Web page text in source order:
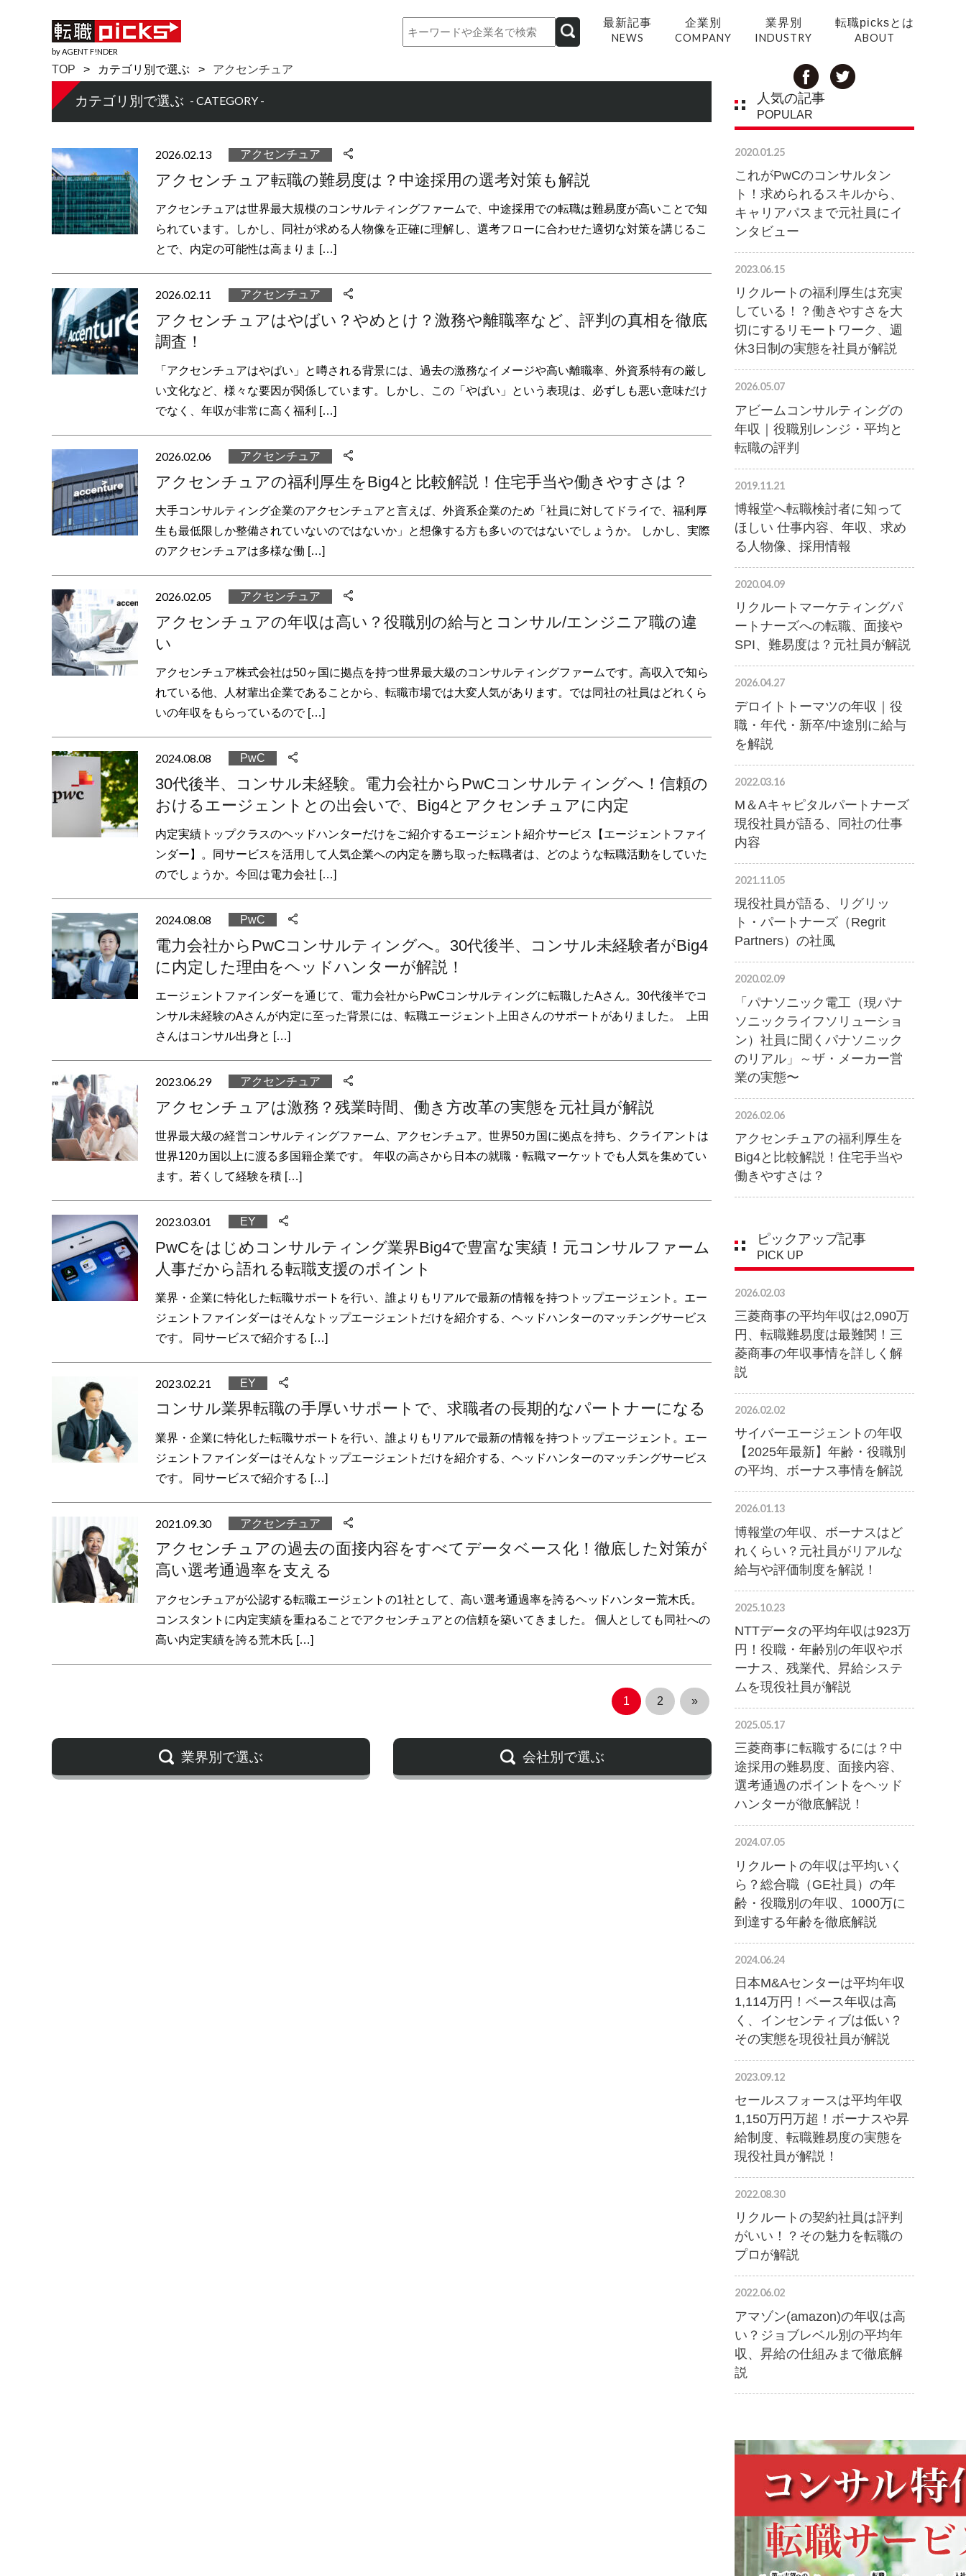
by AGENT F!NDER
最新記事
NEWS
企業別
COMPANY
業界別
INDUSTRY
転職picksとは
ABOUT
TOP カテゴリ別で選ぶ アクセンチュア
カテゴリ別で選ぶ - CATEGORY -
2026.02.13 アクセンチュア
アクセンチュア転職の難易度は？中途採用の選考対策も解説
アクセンチュアは世界最大規模のコンサルティングファームで、中途採用での転職は難易度が高いことで知
られています。しかし、同社が求める人物像を正確に理解し、選考フローに合わせた適切な対策を講じるこ
とで、内定の可能性は高まりま […]
2026.02.11 アクセンチュア
アクセンチュアはやばい？やめとけ？激務や離職率など、評判の真相を徹底
調査！
「アクセンチュアはやばい」と噂される背景には、過去の激務なイメージや高い離職率、外資系特有の厳し
い文化など、様々な要因が関係しています。しかし、この「やばい」という表現は、必ずしも悪い意味だけ
でなく、年収が非常に高く福利 […]
2026.02.06 アクセンチュア
アクセンチュアの福利厚生をBig4と比較解説！住宅手当や働きやすさは？
大手コンサルティング企業のアクセンチュアと言えば、外資系企業のため「社員に対してドライで、福利厚
生も最低限しか整備されていないのではないか」と想像する方も多いのではないでしょうか。 しかし、実際
のアクセンチュアは多様な働 […]
2026.02.05 アクセンチュア
アクセンチュアの年収は高い？役職別の給与とコンサル/エンジニア職の違
い
アクセンチュア株式会社は50ヶ国に拠点を持つ世界最大級のコンサルティングファームです。高収入で知ら
れている他、人材輩出企業であることから、転職市場では大変人気があります。では同社の社員はどれくら
いの年収をもらっているので […]
2024.08.08 PwC
30代後半、コンサル未経験。電力会社からPwCコンサルティングへ！信頼の
おけるエージェントとの出会いで、Big4とアクセンチュアに内定
内定実績トップクラスのヘッドハンターだけをご紹介するエージェント紹介サービス【エージェントファイ
ンダー】。同サービスを活用して人気企業への内定を勝ち取った転職者は、どのような転職活動をしていた
のでしょうか。今回は電力会社 […]
2024.08.08 PwC
電力会社からPwCコンサルティングへ。30代後半、コンサル未経験者がBig4
に内定した理由をヘッドハンターが解説！
エージェントファインダーを通じて、電力会社からPwCコンサルティングに転職したAさん。30代後半でコ
ンサル未経験のAさんが内定に至った背景には、転職エージェント上田さんのサポートがありました。 上田
さんはコンサル出身と […]
2023.06.29 アクセンチュア
アクセンチュアは激務？残業時間、働き方改革の実態を元社員が解説
世界最大級の経営コンサルティングファーム、アクセンチュア。世界50カ国に拠点を持ち、クライアントは
世界120カ国以上に渡る多国籍企業です。 年収の高さから日本の就職・転職マーケットでも人気を集めてい
ます。若くして経験を積 […]
2023.03.01 EY
PwCをはじめコンサルティング業界Big4で豊富な実績！元コンサルファーム
人事だから語れる転職支援のポイント
業界・企業に特化した転職サポートを行い、誰よりもリアルで最新の情報を持つトップエージェント。エー
ジェントファインダーはそんなトップエージェントだけを紹介する、ヘッドハンターのマッチングサービス
です。 同サービスで紹介する […]
2023.02.21 EY
コンサル業界転職の手厚いサポートで、求職者の長期的なパートナーになる
業界・企業に特化した転職サポートを行い、誰よりもリアルで最新の情報を持つトップエージェント。エー
ジェントファインダーはそんなトップエージェントだけを紹介する、ヘッドハンターのマッチングサービス
です。 同サービスで紹介する […]
2021.09.30 アクセンチュア
アクセンチュアの過去の面接内容をすべてデータベース化！徹底した対策が
高い選考通過率を支える
アクセンチュアが公認する転職エージェントの1社として、高い選考通過率を誇るヘッドハンター荒木氏。
コンスタントに内定実績を重ねることでアクセンチュアとの信頼を築いてきました。 個人としても同社への
高い内定実績を誇る荒木氏 […]
1 2 »
業界別で選ぶ 会社別で選ぶ
人気の記事
POPULAR
2020.01.25
これがPwCのコンサルタン
ト！求められるスキルから、
キャリアパスまで元社員にイ
ンタビュー
2023.06.15
リクルートの福利厚生は充実
している！？働きやすさを大
切にするリモートワーク、週
休3日制の実態を社員が解説
2026.05.07
アビームコンサルティングの
年収｜役職別レンジ・平均と
転職の評判
2019.11.21
博報堂へ転職検討者に知って
ほしい 仕事内容、年収、求め
る人物像、採用情報
2020.04.09
リクルートマーケティングパ
ートナーズへの転職、面接や
SPI、難易度は？元社員が解説
2026.04.27
デロイトトーマツの年収｜役
職・年代・新卒/中途別に給与
を解説
2022.03.16
M＆Aキャピタルパートナーズ
現役社員が語る、同社の仕事
内容
2021.11.05
現役社員が語る、リグリッ
ト・パートナーズ（Regrit
Partners）の社風
2020.02.09
「パナソニック電工（現パナ
ソニックライフソリューショ
ン）社員に聞くパナソニック
のリアル」～ザ・メーカー営
業の実態〜
2026.02.06
アクセンチュアの福利厚生を
Big4と比較解説！住宅手当や
働きやすさは？
ピックアップ記事
PICK UP
2026.02.03
三菱商事の平均年収は2,090万
円、転職難易度は最難関！三
菱商事の年収事情を詳しく解
説
2026.02.02
サイバーエージェントの年収
【2025年最新】年齢・役職別
の平均、ボーナス事情を解説
2026.01.13
博報堂の年収、ボーナスはど
れくらい？元社員がリアルな
給与や評価制度を解説！
2025.10.23
NTTデータの平均年収は923万
円！役職・年齢別の年収やボ
ーナス、残業代、昇給システ
ムを現役社員が解説
2025.05.17
三菱商事に転職するには？中
途採用の難易度、面接内容、
選考通過のポイントをヘッド
ハンターが徹底解説！
2024.07.05
リクルートの年収は平均いく
ら？総合職（GE社員）の年
齢・役職別の年収、1000万に
到達する年齢を徹底解説
2024.06.24
日本M&Aセンターは平均年収
1,114万円！ベース年収は高
く、インセンティブは低い？
その実態を現役社員が解説
2023.09.12
セールスフォースは平均年収
1,150万円万超！ボーナスや昇
給制度、転職難易度の実態を
現役社員が解説！
2022.08.30
リクルートの契約社員は評判
がいい！？その魅力を転職の
プロが解説
2022.06.02
アマゾン(amazon)の年収は高
い？ジョブレベル別の平均年
収、昇給の仕組みまで徹底解
説